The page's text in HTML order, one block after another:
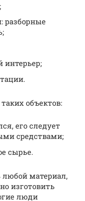
разборные
интерьер;
объектов:
его следует
средствами;
сырье.
материал,
изготовить
люди